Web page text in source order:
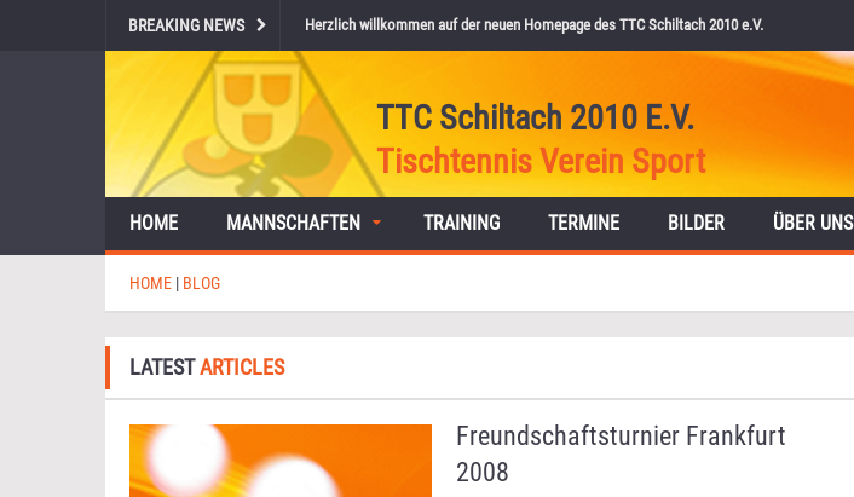
BREAKING NEWS Herzlich willkommen auf der neuen Homepage des TTC Schiltach 2010 e.V.
TTC Schiltach 2010 E.V.
Tischtennis Verein Sport
HOME MANNSCHAFTEN TRAINING TERMINE BILDER ÜBER UNS
HOME | BLOG
LATESTARTICLES
Freundschaftsturnier Frankfurt
2008